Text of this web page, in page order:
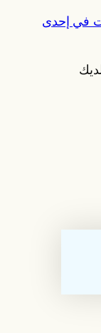
في إحدى
4 لغات، فسيكون لديك